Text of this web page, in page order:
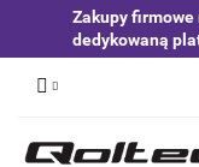
Zakupy
dedykowaną